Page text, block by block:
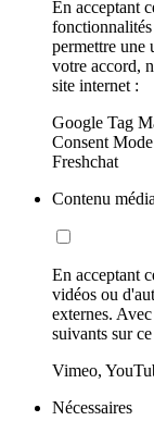
En acceptant
permettre une
votre accord,
site internet :
Google Tag
Consent
Freshchat
Contenu
En acceptant
vidéos ou
externes.
suivants sur
Vimeo,
Nécessaires